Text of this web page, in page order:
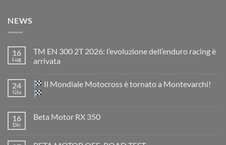
NEWS
16
Lug
TM EN 300 2T 2026: l’evoluzione dell’enduro racing è
arrivata
su
TM
EN
2026:
è
24
Giu
Il Mondiale Motocross è tornato a Montevarchi!
su
Motocross
16
Dic
Beta Motor RX 350